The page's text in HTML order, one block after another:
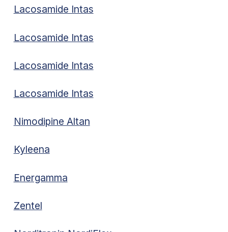
Lacosamide Intas
Lacosamide Intas
Lacosamide Intas
Lacosamide Intas
Nimodipine Altan
Kyleena
Energamma
Zentel